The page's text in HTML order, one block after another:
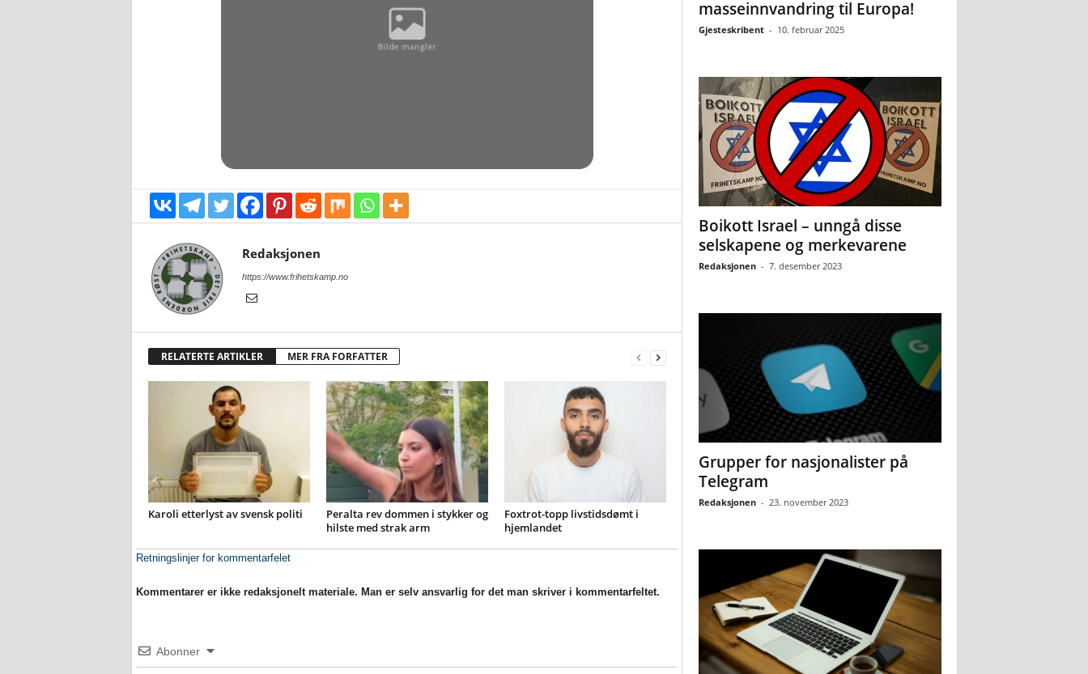
Redaksjonen
https://www.frihetskamp.no
RELATERTE ARTIKLER MER FRA FORFATTER
Karoli etterlyst av svensk politi
Peralta rev dommen i stykker og
hilste med strak arm
Foxtrot-topp livstidsdømt i
hjemlandet
Retningslinjer for kommentarfelet
Kommentarer er ikke redaksjonelt materiale. Man er selv ansvarlig for det man skriver i kommentarfeltet.
Abonner
masseinnvandring til Europa!
Gjesteskribent - 10. februar 2025
Boikott Israel – unngå disse
selskapene og merkevarene
Redaksjonen - 7. desember 2023
Grupper for nasjonalister på
Telegram
Redaksjonen - 23. november 2023